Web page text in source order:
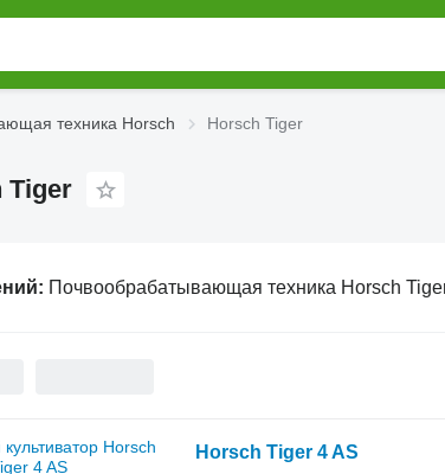
техника Horsch Horsch Tiger
Tiger
Почвообрабатывающая техника Horsch
Horsch Tiger 4 AS